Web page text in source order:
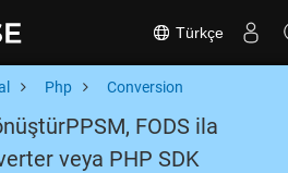
Türkçe
Php Conversion
FODS ila
veya PHP SDK